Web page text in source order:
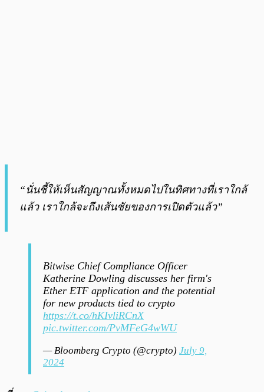
“นั่นชี้ให้เห็นสัญญาณทั้งหมดไปในทิศทางที่เราใกล้
แล้ว เราใกล้จะถึงเส้นชัยของการเปิดตัวแล้ว”
Bitwise Chief Compliance Officer
Katherine Dowling discusses her firm's
Ether ETF application and the potential
for new products tied to crypto
https://t.co/hKIvliRCnX
pic.twitter.com/PvMFeG4wWU
— Bloomberg Crypto (@crypto) July 9,
2024